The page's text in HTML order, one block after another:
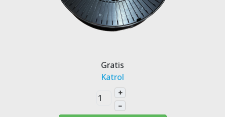
Gratis
Katrol
+
–